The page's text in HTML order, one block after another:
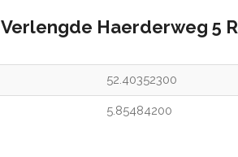
Verlengde Haerderweg 5 R
52.40352300
5.85484200